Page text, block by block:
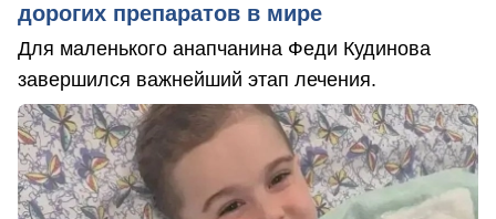
дорогих препаратов в мире
Для маленького анапчанина Феди Кудинова
завершился важнейший этап лечения.